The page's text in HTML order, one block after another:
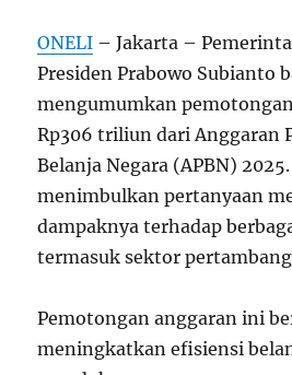
ONELI – Jakarta –
Presiden Prabowo Subianto
mengumumkan
Rp306 triliun dari Anggaran
Belanja Negara (APBN)
menimbulkan pertanyaan
dampaknya terhadap
termasuk sektor
Pemotongan anggaran ini
meningkatkan efisiensi